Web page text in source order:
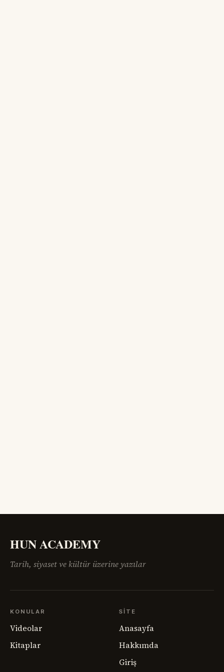
HUN ACADEMY
Tarih, siyaset ve kültür üzerine yazılar
KONULAR
Videolar
Kitaplar
SITE
Anasayfa
Hakkımda
Giriş